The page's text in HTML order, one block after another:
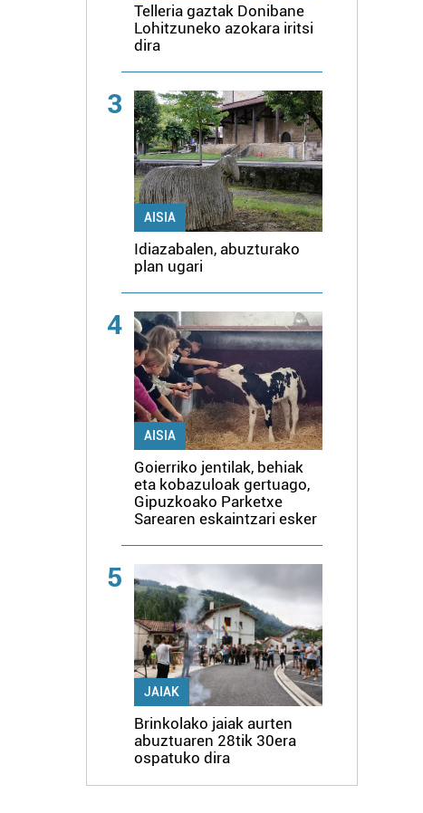
Telleria gaztak Donibane
Lohitzuneko azokara iritsi
dira
3
AISIA
Idiazabalen, abuzturako
plan ugari
4
AISIA
Goierriko jentilak, behiak
eta kobazuloak gertuago,
Gipuzkoako Parketxe
Sarearen eskaintzari esker
5
JAIAK
Brinkolako jaiak aurten
abuztuaren 28tik 30era
ospatuko dira